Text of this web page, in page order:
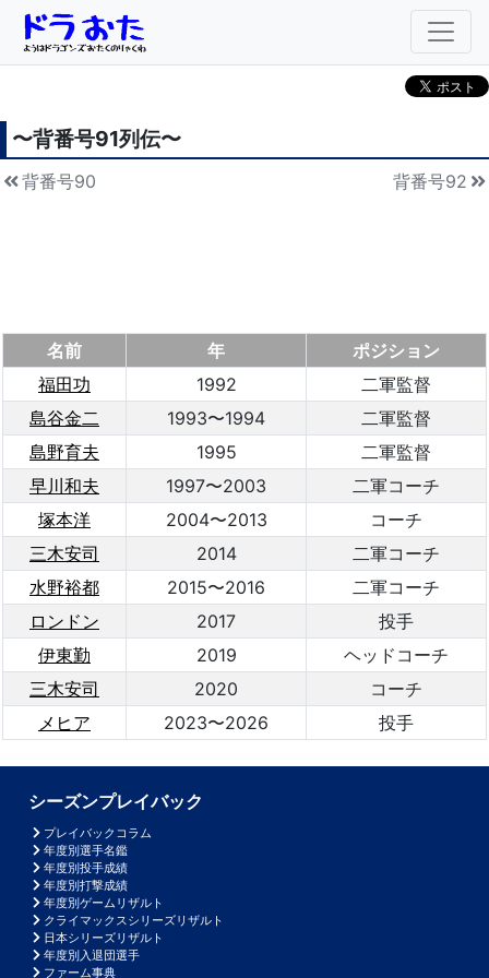
〜背番号91列伝〜
背番号90 背番号92
名前 年
ポジション
福田功
1992
二軍監督
島谷金二
1993〜1994
二軍監督
島野育夫
1995
二軍監督
早川和夫
1997〜2003
二軍コーチ
塚本洋
2004〜2013
コーチ
三木安司
2014
二軍コーチ
水野裕都
2015〜2016
二軍コーチ
ロンドン
2017
投手
伊東勤
2019
ヘッドコーチ
三木安司
2020
コーチ
メヒア
2023〜2026 投手
シーズンプレイバック
プレイバックコラム
年度別選手名鑑
年度別投手成績
年度別打撃成績
年度別ゲームリザルト
クライマックスシリーズリザルト
日本シリーズリザルト
年度別入退団選手
ファーム事典